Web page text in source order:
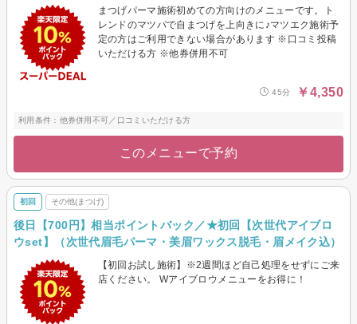
まつげパーマ施術初めての方向けのメニューです。ト
レンドのマツパで自まつげを上向きに♪マツエク施術予
定の方はご利用できない場合があります ※口コミ投稿
いただける方 ※他券併用不可
45分 ￥4,350
利用条件：他券併用不可／口コミいただける方
このメニューで予約
初回 その他(まつげ)
後日【700円】相当ポイントバック／★初回【次世代アイブロ
ウset】（次世代眉毛パーマ・美眉ワックス脱毛・眉メイク込）
【初回お試し施術】※2週間ほど自己処理をせずにご来
店ください。 Wアイブロウメニューをお得に！